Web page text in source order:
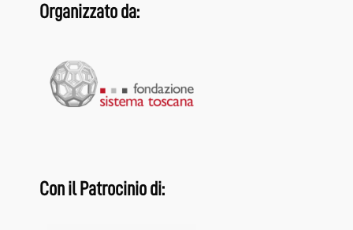
Organizzato da:
Con il Patrocinio di: